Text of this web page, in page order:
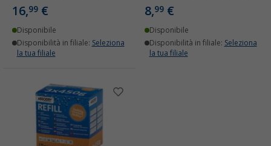
16,99 €
Disponibile
Disponibilità in filiale: Seleziona
la tua filiale
8,99 €
Disponibile
Disponibilità in filiale: Seleziona
la tua filiale